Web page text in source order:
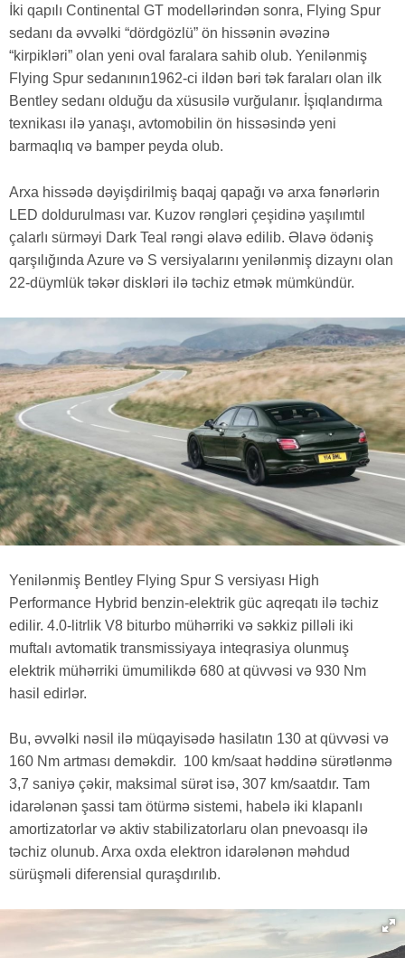
İki qapılı Continental GT modellərindən sonra, Flying Spur
sedanı da əvvəlki “dördgözlü” ön hissənin əvəzinə
“kirpikləri” olan yeni oval faralara sahib olub. Yenilənmiş
Flying Spur sedanının1962-ci ildən bəri tək faraları olan ilk
Bentley sedanı olduğu da xüsusilə vurğulanır. İşıqlandırma
texnikası ilə yanaşı, avtomobilin ön hissəsində yeni
barmaqlıq və bamper peyda olub.
Arxa hissədə dəyişdirilmiş baqaj qapağı və arxa fənərlərin
LED doldurulması var. Kuzov rəngləri çeşidinə yaşılımtıl
çalarlı sürməyi Dark Teal rəngi əlavə edilib. Əlavə ödəniş
qarşılığında Azure və S versiyalarını yenilənmiş dizaynı olan
22-düymlük təkər diskləri ilə təchiz etmək mümkündür.
Yenilənmiş Bentley Flying Spur S versiyası High
Performance Hybrid benzin-elektrik güc aqreqatı ilə təchiz
edilir. 4.0-litrlik V8 biturbo mühərriki və səkkiz pilləli iki
muftalı avtomatik transmissiyaya inteqrasiya olunmuş
elektrik mühərriki ümumilikdə 680 at qüvvəsi və 930 Nm
hasil edirlər.
Bu, əvvəlki nəsil ilə müqayisədə hasilatın 130 at qüvvəsi və
160 Nm artması deməkdir. 100 km/saat həddinə sürətlənmə
3,7 saniyə çəkir, maksimal sürət isə, 307 km/saatdır. Tam
idarələnən şassi tam ötürmə sistemi, habelə iki klapanlı
amortizatorlar və aktiv stabilizatorlaru olan pnevoasqı ilə
təchiz olunub. Arxa oxda elektron idarələnən məhdud
sürüşməli diferensial quraşdırılıb.